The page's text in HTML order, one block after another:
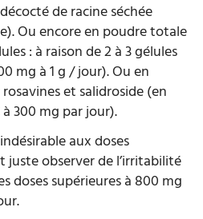
de racine séchée
Ou encore en poudre totale
: à raison de 2 à 3 gélules
mg à 1 g / jour). Ou en
et salidroside (en
300 mg par jour).
aux doses
juste observer de l’irritabilité
doses supérieures à 800 mg